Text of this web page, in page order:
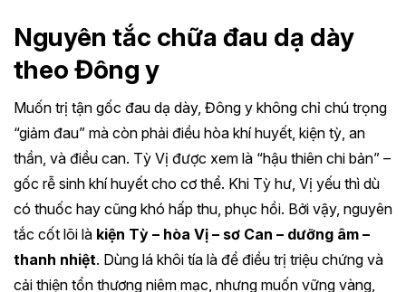
Nguyên tắc chữa đau dạ dày
theo Đông y
Muốn trị tận gốc đau dạ dày, Đông y không chỉ chú trọng
“giảm đau” mà còn phải điều hòa khí huyết, kiện tỳ, an
thần, và điều can. Tỳ Vị được xem là “hậu thiên chi bản” –
gốc rễ sinh khí huyết cho cơ thể. Khi Tỳ hư, Vị yếu thì dù
có thuốc hay cũng khó hấp thu, phục hồi. Bởi vậy, nguyên
tắc cốt lõi là kiện Tỳ – hòa Vị – sơ Can – dưỡng âm –
thanh nhiệt. Dùng lá khôi tía là để điều trị triệu chứng và
cải thiện tổn thương niêm mạc, nhưng muốn vững vàng,